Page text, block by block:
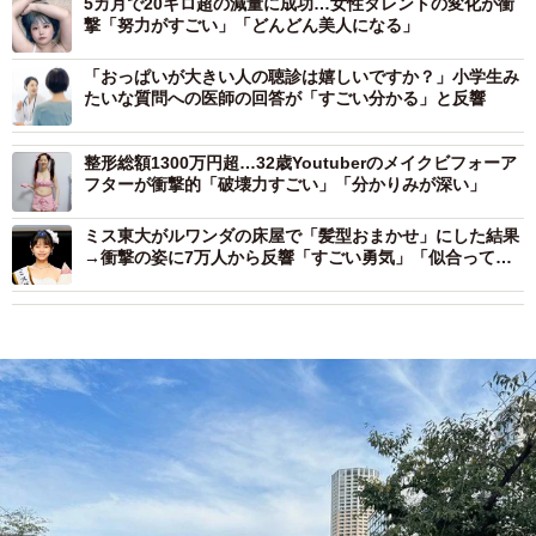
5カ月で20キロ超の減量に成功…女性タレントの変化が衝
撃「努力がすごい」「どんどん美人になる」
「おっぱいが大きい人の聴診は嬉しいですか？」小学生み
たいな質問への医師の回答が「すごい分かる」と反響
整形総額1300万円超…32歳Youtuberのメイクビフォーア
フターが衝撃的「破壊力すごい」「分かりみが深い」
ミス東大がルワンダの床屋で「髪型おまかせ」にした結果
→衝撃の姿に7万人から反響「すごい勇気」「似合って